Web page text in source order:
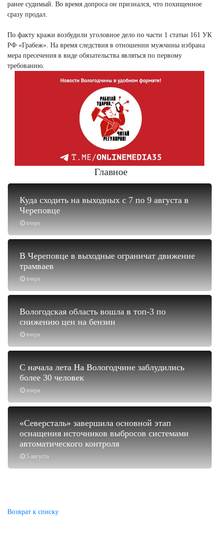
ранее судимый. Во время допроса он признался, что похищенное
сразу продал.
По факту кражи возбудили уголовное дело по части 1 статьи 161 УК
РФ «Грабеж». На время следствия в отношении мужчины избрана
мера пресечения в виде обязательства являться по первому
требованию.
Главное
вчера
Куда сходить на выходных с 7 по 9 августа в
Череповце
вчера
В Череповце в выходные ограничат движение
трамваев
вчера
Вологодская область вошла в топ-3 по
снижению цен на бензин
вчера
С начала лета На Вологодчине заблудились
более 30 человек
5 августа
«Северсталь» завершила основной этап
оснащения источников выбросов системами
автоматического контроля
Возврат к списку